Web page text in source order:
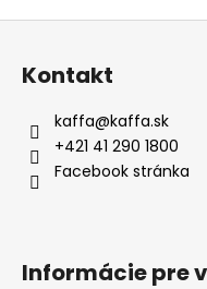
Z
Kontakt
kaffa@kaffa.sk
+421 41 290 1800
Facebook stránka
Informácie pre